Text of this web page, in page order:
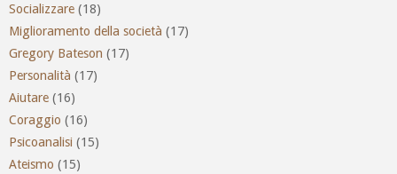
Socializzare (18)
Miglioramento della società (17)
Gregory Bateson (17)
Personalità (17)
Aiutare (16)
Coraggio (16)
Psicoanalisi (15)
Ateismo (15)